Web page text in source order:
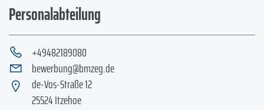
Personalabteilung
+49482189080
bewerbung@bmzeg.de
de-Vos-Straße 12
25524 Itzehoe